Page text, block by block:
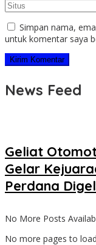
Simpan nama,
untuk komentar saya
News Feed
Geliat
Gelar
Perdana
No More Posts
No more pages to